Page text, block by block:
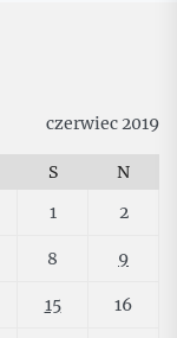
czerwiec 2019
S
N
1
2
8 9
15 16